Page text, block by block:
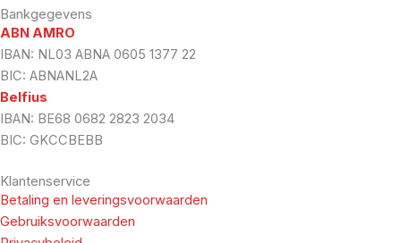
Bankgegevens
ABN AMRO
IBAN: NL03 ABNA 0605 1377 22
BIC: ABNANL2A
Belfius
IBAN: BE68 0682 2823 2034
BIC: GKCCBEBB
Klantenservice
Betaling en leveringsvoorwaarden
Gebruiksvoorwaarden